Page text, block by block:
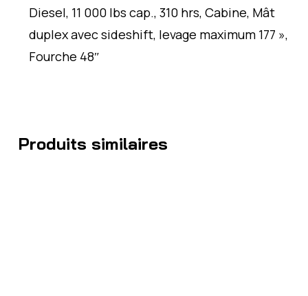
Diesel, 11 000 lbs cap., 310 hrs, Cabine, Mât
duplex avec sideshift, levage maximum 177 »,
Fourche 48″
Produits similaires